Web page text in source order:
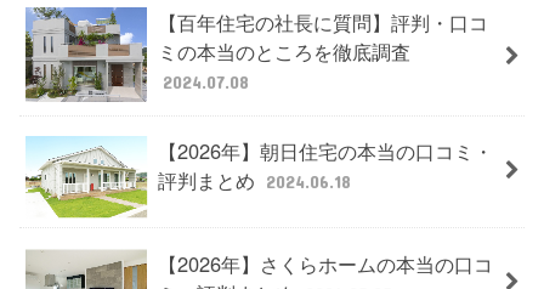
【百年住宅の社長に質問】評判・口コ
ミの本当のところを徹底調査
2024.07.08
【2026年】朝日住宅の本当の口コミ・
評判まとめ
2024.06.18
【2026年】さくらホームの本当の口コ